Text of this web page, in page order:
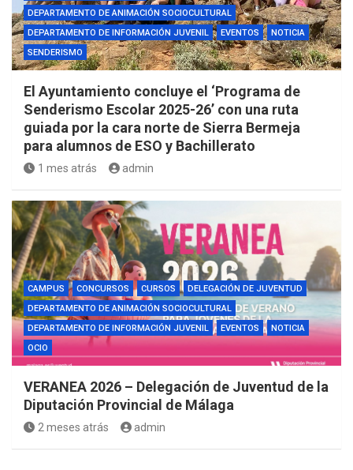
DEPARTAMENTO DE ANIMACIÓN SOCIOCULTURAL
DEPARTAMENTO DE INFORMACIÓN JUVENIL
EVENTOS
NOTICIA
SENDERISMO
El Ayuntamiento concluye el ‘Programa de
Senderismo Escolar 2025-26’ con una ruta
guiada por la cara norte de Sierra Bermeja
para alumnos de ESO y Bachillerato
1 mes atrás admin
CAMPUS CONCURSOS CURSOS
DELEGACIÓN DE JUVENTUD
DEPARTAMENTO DE ANIMACIÓN SOCIOCULTURAL
DEPARTAMENTO DE INFORMACIÓN JUVENIL
EVENTOS
NOTICIA
OCIO
VERANEA 2026 – Delegación de Juventud de la
Diputación Provincial de Málaga
2 meses atrás admin